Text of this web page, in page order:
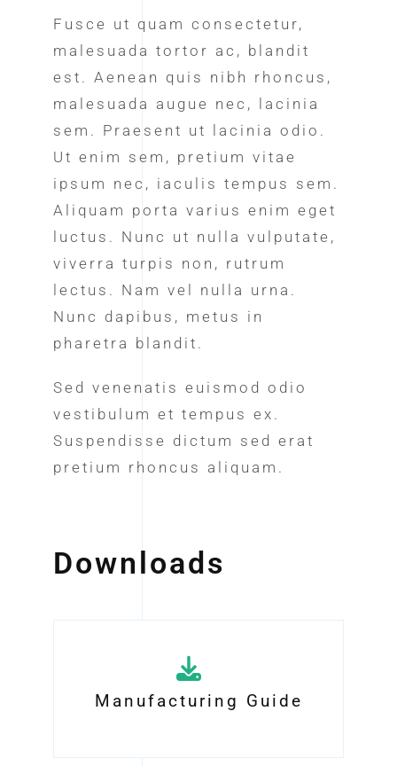
Fusce ut quam consectetur,
malesuada tortor ac, blandit
est. Aenean quis nibh rhoncus,
malesuada augue nec, lacinia
sem. Praesent ut lacinia odio.
Ut enim sem, pretium vitae
ipsum nec, iaculis tempus sem.
Aliquam porta varius enim eget
luctus. Nunc ut nulla vulputate,
viverra turpis non, rutrum
lectus. Nam vel nulla urna.
Nunc dapibus, metus in
pharetra blandit.
Sed venenatis euismod odio
vestibulum et tempus ex.
Suspendisse dictum sed erat
pretium rhoncus aliquam.
Downloads
Manufacturing Guide